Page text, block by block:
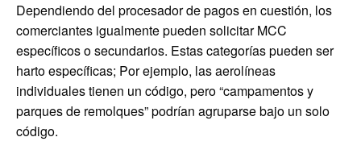
Dependiendo del procesador de pagos en cuestión, los
comerciantes igualmente pueden solicitar MCC
específicos o secundarios. Estas categorías pueden ser
harto específicas; Por ejemplo, las aerolíneas
individuales tienen un código, pero “campamentos y
parques de remolques” podrían agruparse bajo un solo
código.